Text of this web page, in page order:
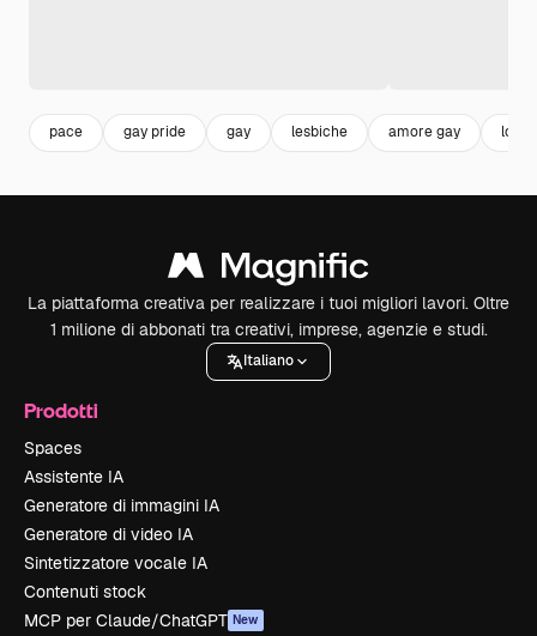
pace gay pride gay lesbiche amore gay love
La piattaforma creativa per realizzare i tuoi migliori lavori. Oltre
1 milione di abbonati tra creativi, imprese, agenzie e studi.
Italiano
Prodotti
Spaces
Assistente IA
Generatore di immagini IA
Generatore di video IA
Sintetizzatore vocale IA
Contenuti stock
MCP per Claude/ChatGPT New